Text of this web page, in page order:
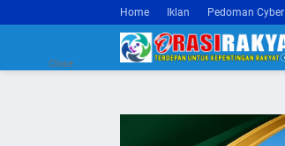
Close
Home Iklan Pedoman Cyber